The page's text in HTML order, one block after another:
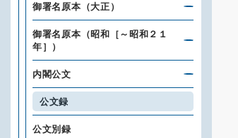
御署名原本（大正）
御署名原本（昭和［～昭和２１
年］）
内閣公文
公文録
公文別録